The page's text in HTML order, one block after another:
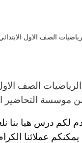
الصف الاول الابتدائي
الصف
موسسة التحاضير
لكمدرس هيا بنا
عملائنا